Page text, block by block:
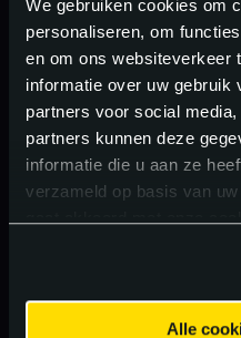
We gebruiken cookies om
personaliseren, om
en om ons websiteverkeer
informatie over uw gebruik
partners voor social
partners kunnen deze
informatie die u aan ze
verzameld op basis van
Alle